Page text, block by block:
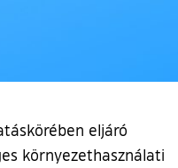
eljáró
környezethasználati